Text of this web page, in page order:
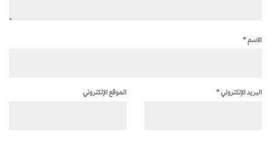
الاسم*
البريد الإلكتروني* الموقع الإلكتروني